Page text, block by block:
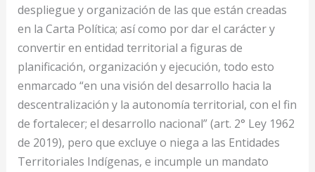
despliegue y organización de las que están creadas
en la Carta Política; así como por dar el carácter y
convertir en entidad territorial a figuras de
planificación, organización y ejecución, todo esto
enmarcado “en una visión del desarrollo hacia la
descentralización y la autonomía territorial, con el fin
de fortalecer; el desarrollo nacional” (art. 2° Ley 1962
de 2019), pero que excluye o niega a las Entidades
Territoriales Indígenas, e incumple un mandato